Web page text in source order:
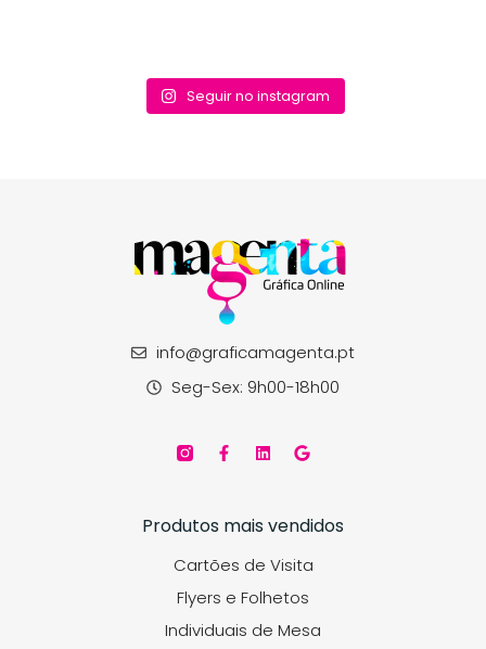
Seguir no instagram
info@graficamagenta.pt
Seg-Sex: 9h00-18h00
Produtos mais vendidos
Cartões de Visita
Flyers e Folhetos
Individuais de Mesa